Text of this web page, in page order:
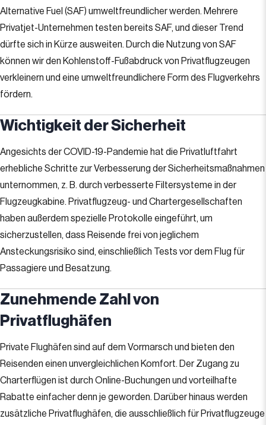
Alternative Fuel (SAF) umweltfreundlicher werden. Mehrere
Privatjet-Unternehmen testen bereits SAF, und dieser Trend
dürfte sich in Kürze ausweiten. Durch die Nutzung von SAF
können wir den Kohlenstoff-Fußabdruck von Privatflugzeugen
verkleinern und eine umweltfreundlichere Form des Flugverkehrs
fördern.
Wichtigkeit der Sicherheit
Angesichts der COVID-19-Pandemie hat die Privatluftfahrt
erhebliche Schritte zur Verbesserung der Sicherheitsmaßnahmen
unternommen, z. B. durch verbesserte Filtersysteme in der
Flugzeugkabine. Privatflugzeug- und Chartergesellschaften
haben außerdem spezielle Protokolle eingeführt, um
sicherzustellen, dass Reisende frei von jeglichem
Ansteckungsrisiko sind, einschließlich Tests vor dem Flug für
Passagiere und Besatzung.
Zunehmende Zahl von
Privatflughäfen
Private Flughäfen sind auf dem Vormarsch und bieten den
Reisenden einen unvergleichlichen Komfort. Der Zugang zu
Charterflügen ist durch Online-Buchungen und vorteilhafte
Rabatte einfacher denn je geworden. Darüber hinaus werden
zusätzliche Privatflughäfen, die ausschließlich für Privatflugzeuge